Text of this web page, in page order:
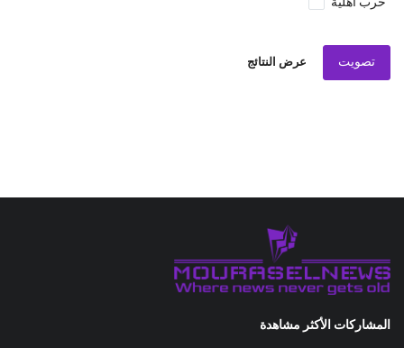
تصويت عرض النتائج
المشاركات الأكثر مشاهدة